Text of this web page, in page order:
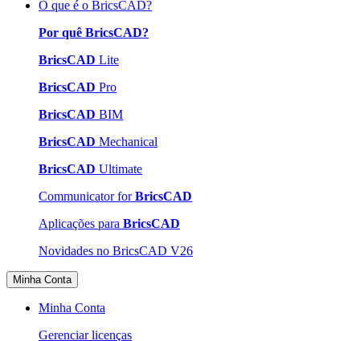
O que é o BricsCAD?
Por quê BricsCAD?
BricsCAD Lite
BricsCAD Pro
BricsCAD BIM
BricsCAD Mechanical
BricsCAD Ultimate
Communicator forBricsCAD
Aplicações para BricsCAD
Novidades no BricsCAD V26
Minha Conta
Minha Conta
Gerenciar licenças